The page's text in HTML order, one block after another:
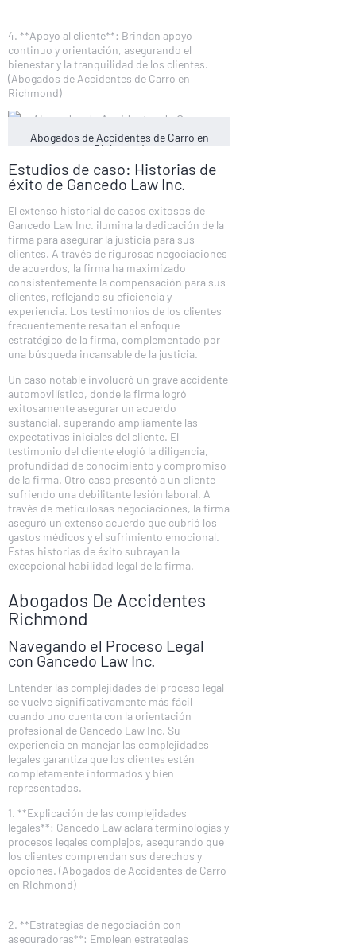
4. **Apoyo al cliente**: Brindan apoyo
continuo y orientación, asegurando el
bienestar y la tranquilidad de los clientes.
(Abogados de Accidentes de Carro en
Richmond)
Abogados de Accidentes de Carro en
Richmond
Estudios de caso: Historias de
éxito de Gancedo Law Inc.
El extenso historial de casos exitosos de
Gancedo Law Inc. ilumina la dedicación de la
firma para asegurar la justicia para sus
clientes. A través de rigurosas negociaciones
de acuerdos, la firma ha maximizado
consistentemente la compensación para sus
clientes, reflejando su eficiencia y
experiencia. Los testimonios de los clientes
frecuentemente resaltan el enfoque
estratégico de la firma, complementado por
una búsqueda incansable de la justicia.
Un caso notable involucró un grave accidente
automovilístico, donde la firma logró
exitosamente asegurar un acuerdo
sustancial, superando ampliamente las
expectativas iniciales del cliente. El
testimonio del cliente elogió la diligencia,
profundidad de conocimiento y compromiso
de la firma. Otro caso presentó a un cliente
sufriendo una debilitante lesión laboral. A
través de meticulosas negociaciones, la firma
aseguró un extenso acuerdo que cubrió los
gastos médicos y el sufrimiento emocional.
Estas historias de éxito subrayan la
excepcional habilidad legal de la firma.
Abogados De Accidentes
Richmond
Navegando el Proceso Legal
con Gancedo Law Inc.
Entender las complejidades del proceso legal
se vuelve significativamente más fácil
cuando uno cuenta con la orientación
profesional de Gancedo Law Inc. Su
experiencia en manejar las complejidades
legales garantiza que los clientes estén
completamente informados y bien
representados.
1. **Explicación de las complejidades
legales**: Gancedo Law aclara terminologías y
procesos legales complejos, asegurando que
los clientes comprendan sus derechos y
opciones. (Abogados de Accidentes de Carro
en Richmond)
2. **Estrategias de negociación con
aseguradoras**: Emplean estrategias